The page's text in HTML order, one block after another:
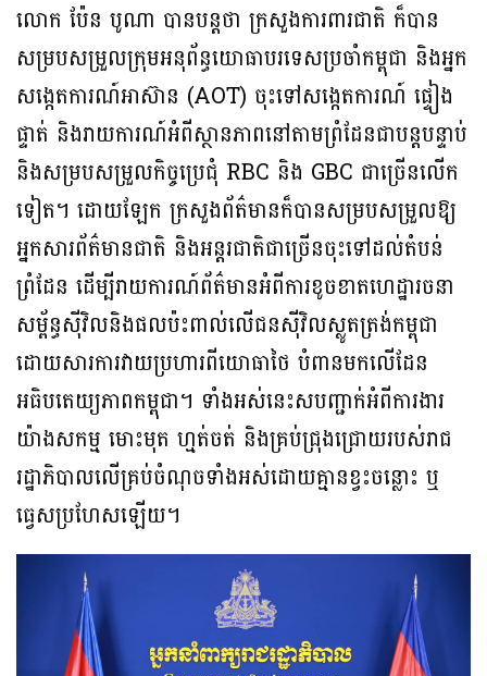
លោក ប៉ែន បូណា បានបន្តថា ក្រសួងការពារជាតិ ក៏បាន
សម្របសម្រួលក្រុមអនុព័ន្ធយោធាបរទេសប្រចាំកម្ពុជា និងអ្នក
សង្កេតការណ៍អាស៊ាន (AOT) ចុះទៅសង្កេតការណ៍ ផ្ទៀង
ផ្ទាត់ និងរាយការណ៍អំពីស្ថានភាពនៅតាមព្រំដែនជាបន្តបន្ទាប់
និងសម្របសម្រួលកិច្ចប្រេជុំ RBC និង GBC ជាច្រើនលើក
ទៀត។ ដោយឡែក ក្រសួងព័ត៌មានក៏បានសម្របសម្រួលឱ្យ
អ្នកសារព័ត៌មានជាតិ និងអន្តរជាតិជាច្រើនចុះទៅដល់តំបន់
ព្រំដែន ដើម្បីរាយការណ៍ព័ត៌មានអំពីការខូចខាតហេដ្ឋារចនា
សម្ព័ន្ធស៊ីវិលនិងផលប៉ះពាល់លើជនស៊ីវិលស្លូតត្រង់កម្ពុជា
ដោយសារការវាយប្រហារពីយោធាថៃ បំពានមកលើដែន
អធិបតេយ្យភាពកម្ពុជា។ ទាំងអស់នេះសបញ្ជាក់អំពីការងារ
យ៉ាងសកម្ម មោះមុត ហ្មត់ចត់ និងគ្រប់ជ្រុងជ្រោយរបស់រាជ
រដ្ឋាភិបាលលើគ្រប់ចំណុចទាំងអស់ដោយគ្មានខ្វះចន្លោះ ឬ
ធ្វេសប្រហែសឡើយ។